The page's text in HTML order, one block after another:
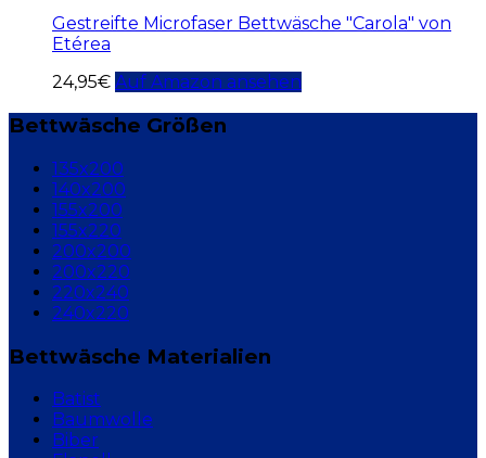
Gestreifte Microfaser Bettwäsche "Carola" von
Etérea
24,95€ Auf Amazon ansehen
Bettwäsche Größen
135x200
140x200
155x200
155x220
200x200
200x220
220x240
240x220
Bettwäsche Materialien
Batist
Baumwolle
Biber